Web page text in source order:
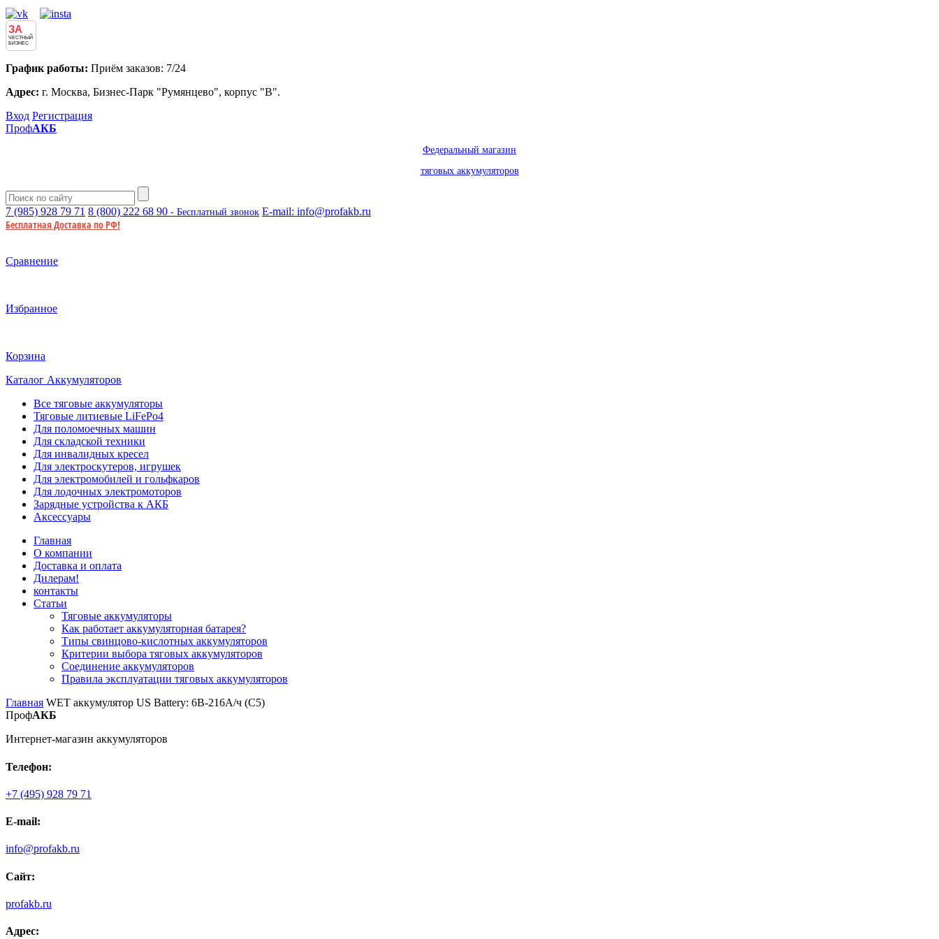
ЗА
ЧЕСТНЫЙ
БИЗНЕС
График работы: Приём заказов: 7/24
Адрес: г. Москва, Бизнес-Парк "Румянцево", корпус "В".
Вход Регистрация
ПрофАКБ
Федеральный магазин
тяговых аккумуляторов
7 (985) 928 79 71 8 (800) 222 68 90 - Бесплатный звонок E-mail: info@profakb.ru
Бесплатная Доставка по РФ!
Сравнение
Избранное
Корзина
Каталог Аккумуляторов
Все тяговые аккумуляторы
Тяговые литиевые LiFePo4
Для поломоечных машин
Для складской техники
Для инвалидных кресел
Для электроскутеров, игрушек
Для электромобилей и гольфкаров
Для лодочных электромоторов
Зарядные устройства к АКБ
Аксессуары
Главная
О компании
Доставка и оплата
Дилерам!
контакты
Статьи
Тяговые аккумуляторы
Как работает аккумуляторная батарея?
Типы свинцово-кислотных аккумуляторов
Критерии выбора тяговых аккумуляторов
Соединение аккумуляторов
Правила эксплуатации тяговых аккумуляторов
Главная WET аккумулятор US Battery: 6В-216А/ч (С5)
ПрофАКБ
Интернет-магазин аккумуляторов
Телефон:
+7 (495) 928 79 71
E-mail:
info@profakb.ru
Сайт:
profakb.ru
Адрес: